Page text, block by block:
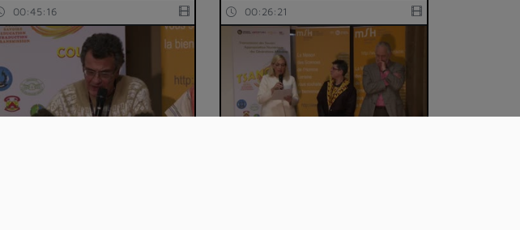
00:45:16 00:26:21